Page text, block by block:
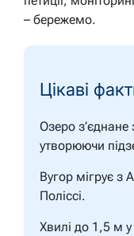
– бережемо.
Цікаві
Озеро
утворюючи
Вугор мігрує з
Поліссі.
Хвилі до 1,5 м